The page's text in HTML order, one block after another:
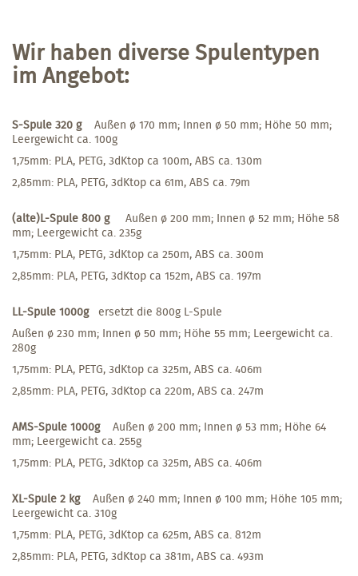
Wir haben diverse Spulentypen
im Angebot:
S-Spule 320 gAußen ø 170 mm; Innen ø 50 mm; Höhe 50 mm;
Leergewicht ca. 100g
1,75mm: PLA, PETG, 3dKtop ca 100m, ABS ca. 130m
2,85mm: PLA, PETG, 3dKtop ca 61m, ABS ca. 79m
(alte)L-Spule 800 g
Außen ø 200 mm; Innen ø 52 mm; Höhe 58
mm; Leergewicht ca. 235g
1,75mm: PLA, PETG, 3dKtop ca 250m, ABS ca. 300m
2,85mm: PLA, PETG, 3dKtop ca 152m, ABS ca. 197m
LL-Spule 1000g ersetzt die 800g L-Spule
Außen ø 230 mm; Innen ø 50 mm; Höhe 55 mm; Leergewicht ca.
280g
1,75mm: PLA, PETG, 3dKtop ca 325m, ABS ca. 406m
2,85mm: PLA, PETG, 3dKtop ca 220m, ABS ca. 247m
AMS-Spule 1000g Außen ø 200 mm; Innen ø 53 mm; Höhe 64
mm; Leergewicht ca. 255g
1,75mm: PLA, PETG, 3dKtop ca 325m, ABS ca. 406m
XL-Spule 2 kgAußen ø 240 mm; Innen ø 100 mm; Höhe 105 mm;
Leergewicht ca. 310g
1,75mm: PLA, PETG, 3dKtop ca 625m, ABS ca. 812m
2,85mm: PLA, PETG, 3dKtop ca 381m, ABS ca. 493m